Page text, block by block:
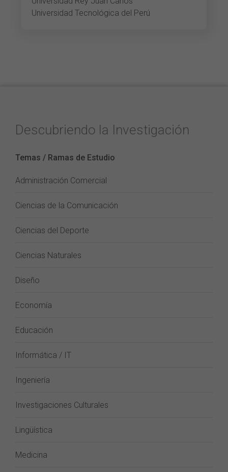
Universidad Tecnológica del Perú
Descubriendo la Investigación
Temas / Ramas de Estudio
Administración Comercial
Ciencias de la Comunicación
Ciencias del Deporte
Ciencias Naturales
Diseño
Economía
Educación
Informática / IT
Ingeniería
Investigaciones Culturales
Lingüística
Medicina